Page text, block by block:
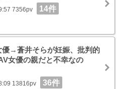
7356pv 14件
優→蒼井そらが妊娠、批判的
女優の親だと不幸なの
13816pv 36件